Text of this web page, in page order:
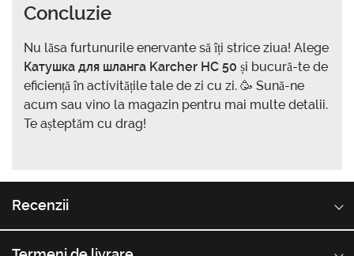
Concluzie
Nu lăsa furtunurile enervante să îți strice ziua! Alege
Катушка для шланга Karcher HC 50 și bucură-te de
eficiență în activitățile tale de zi cu zi. 🥳 Sună-ne
acum sau vino la magazin pentru mai multe detalii.
Te așteptăm cu drag!
Recenzii